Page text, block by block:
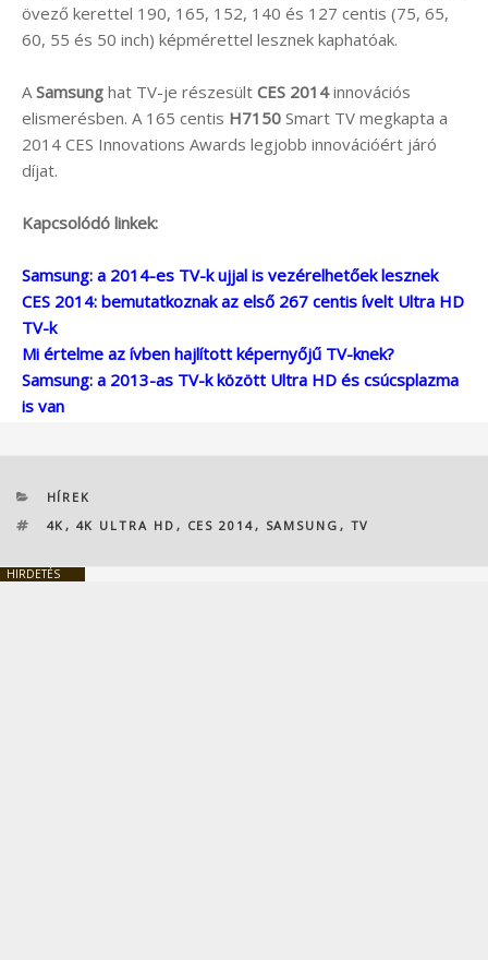
övező kerettel 190, 165, 152, 140 és 127 centis (75, 65,
60, 55 és 50 inch) képmérettel lesznek kaphatóak.
ASamsung hat TV-je részesült CES 2014innovációs
elismerésben. A 165 centis H7150 Smart TV megkapta a
2014 CES Innovations Awards legjobb innovációért járó
díjat.
Kapcsolódó linkek:
Samsung: a 2014-es TV-k ujjal is vezérelhetőek lesznek
CES 2014: bemutatkoznak az első 267 centis ívelt Ultra HD
TV-k
Mi értelme az ívben hajlított képernyőjű TV-knek?
Samsung: a 2013-as TV-k között Ultra HD és csúcsplazma
is van
KATEGÓRIÁK
HÍREK
CÍMKÉK
4K , 4K ULTRA HD , CES 2014, SAMSUNG , TV
HIRDETÉS